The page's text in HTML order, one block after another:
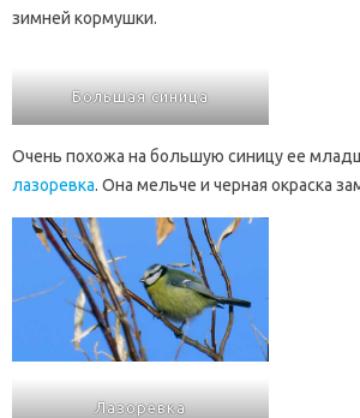
зимней кормушки.
Большая синица
Очень похожа на большую синицу ее
лазоревка. Она мельче и черная окраска
Лазоревка